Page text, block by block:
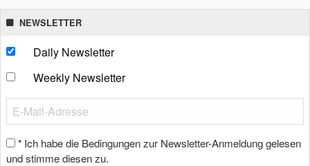
NEWSLETTER
Daily Newsletter
Weekly Newsletter
* Ich habe die Bedingungen zur Newsletter-Anmeldung gelesen
und stimme diesen zu.